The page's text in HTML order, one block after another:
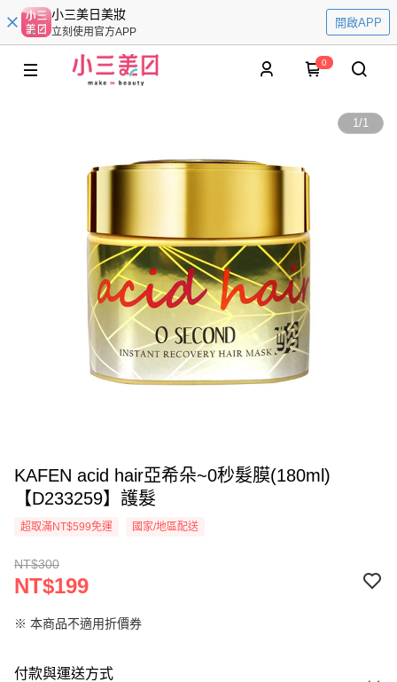
小三美日美妝
立刻使用官方APP
開啟APP
0
1/1
KAFEN acid hair亞希朵~0秒髮膜(180ml)
【D233259】護髮
超取滿NT$599免運 國家/地區配送
NT$300
NT$199
※ 本商品不適用折價券
付款與運送方式